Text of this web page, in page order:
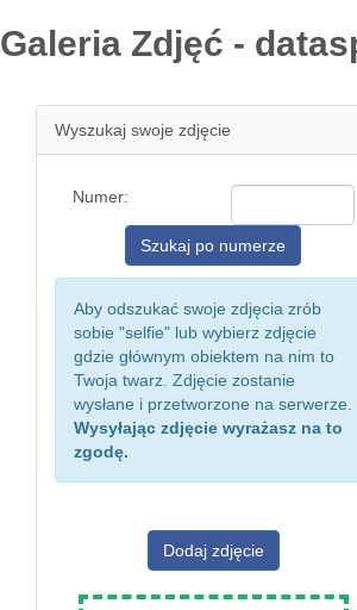
Galeria Zdjęć -
Wyszukaj swoje zdjęcie
Numer:
Aby odszukać swoje zdjęcia zrób
sobie "selfie" lub wybierz zdjęcie
gdzie głównym obiektem na nim to
Twoja twarz. Zdjęcie zostanie
wysłane i przetworzone na serwerze.
Wysyłając zdjęcie wyrażasz na to
zgodę.
Dodaj zdjęcie